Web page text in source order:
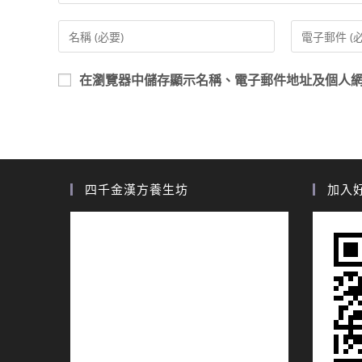
在瀏覽器中儲存顯示名稱、電子郵件地址及個人
四千金漢方養生坊 加入